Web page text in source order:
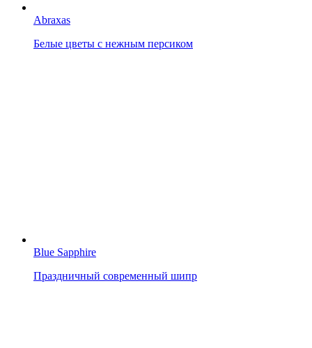
Abraxas
Белые цветы с нежным персиком
Blue Sapphire
Праздничный современный шипр